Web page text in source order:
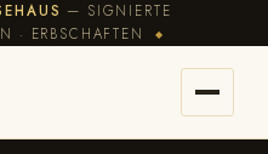
— SIGNIERTE
· ERBSCHAFTEN◆